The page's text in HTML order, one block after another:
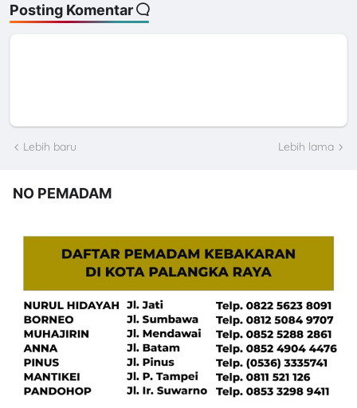
Posting Komentar
Lebih baru Lebih lama
NO PEMADAM